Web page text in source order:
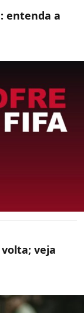
entenda a
veja